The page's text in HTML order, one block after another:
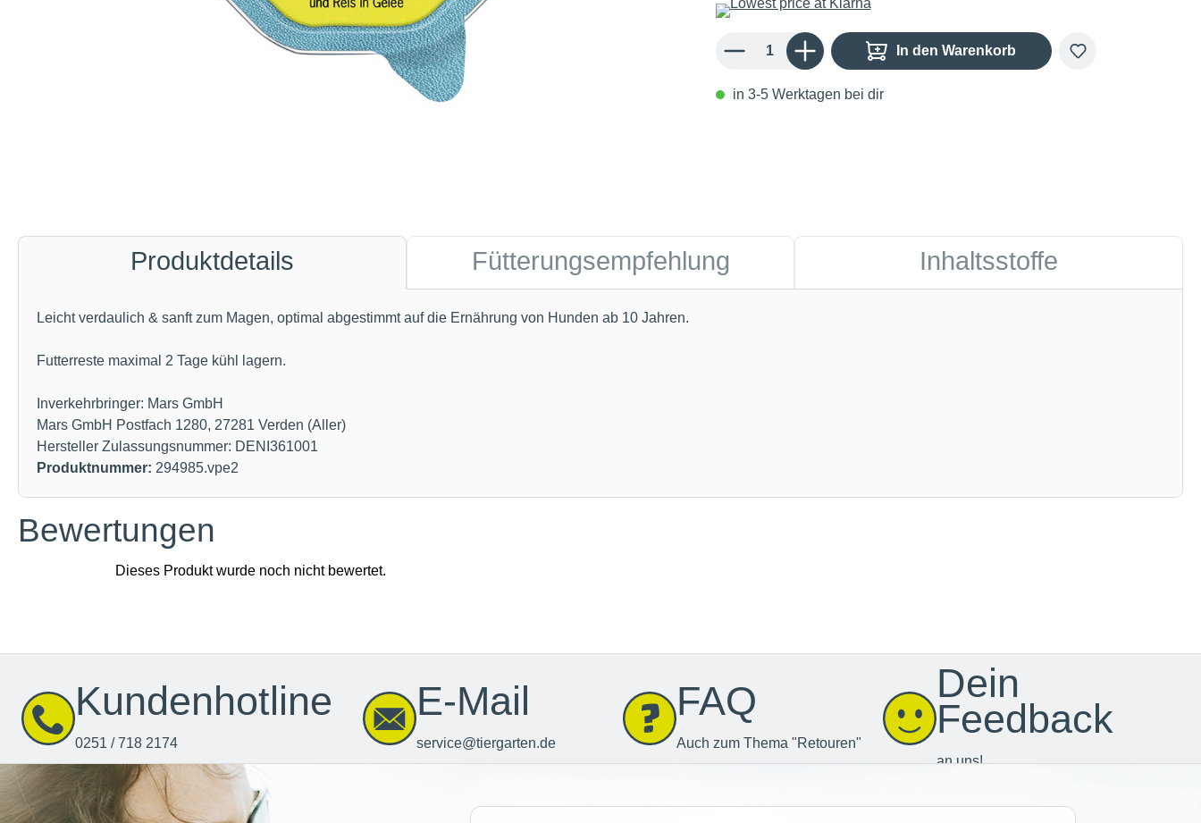
Produkt Anzahl: Gib den gewünschten Wert ein oder benutze die Schaltflächen um die Anzahl zu
In den Warenkorb
in 3-5 Werktagen bei dir
Produktdetails Fütterungsempfehlung Inhaltsstoffe
Leicht verdaulich & sanft zum Magen, optimal abgestimmt auf die Ernährung von Hunden ab 10 Jahren.
Futterreste maximal 2 Tage kühl lagern.
Inverkehrbringer: Mars GmbH
Mars GmbH Postfach 1280, 27281 Verden (Aller)
Hersteller Zulassungsnummer: DENI361001
Produktnummer: 294985.vpe2
Bewertungen
Kundenhotline
0251 / 718 2174
E-Mail
service@tiergarten.de
FAQ
Auch zum Thema "Retouren"
Dein
Feedback
an uns!